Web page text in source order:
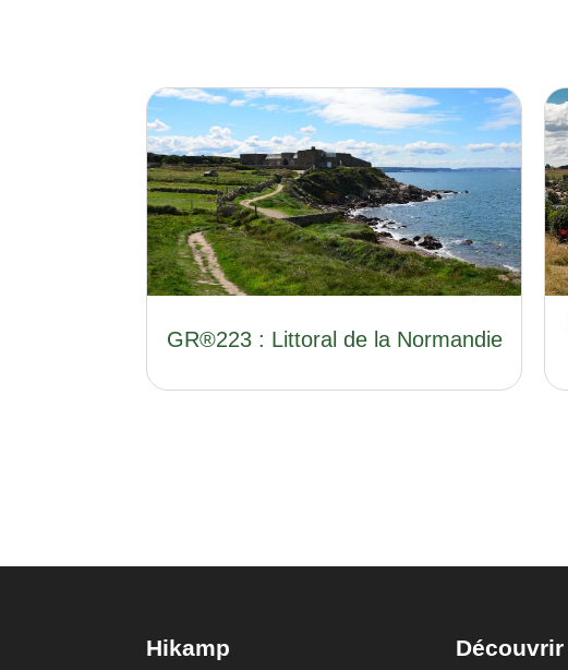
GR®223 : Littoral de la Normandie
Hikamp Découvrir